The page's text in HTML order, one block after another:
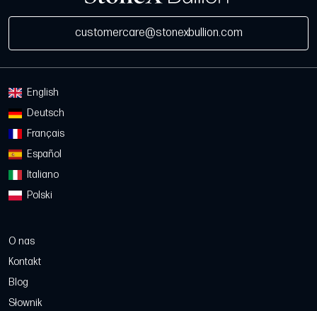
customercare@stonexbullion.com
English
Deutsch
Français
Español
Italiano
Polski
O nas
Kontakt
Blog
Słownik